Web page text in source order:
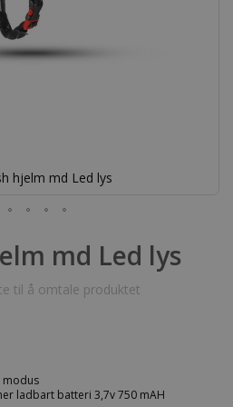
hjelm md Led lys
md Led lys
til å omtale produktet
modus
ladbart batteri 3,7v 750 mAH